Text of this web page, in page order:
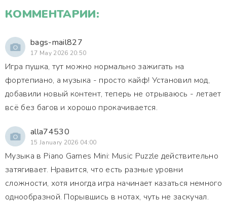
КОММЕНТАРИИ:
bags-mail827
17 May 2026 20:50
Игра пушка, тут можно нормально зажигать на
фортепиано, а музыка - просто кайф! Установил мод,
добавили новый контент, теперь не отрываюсь - летает
всё без багов и хорошо прокачивается.
alla74530
15 January 2026 04:00
Музыка в Piano Games Mini: Music Puzzle действительно
затягивает. Нравится, что есть разные уровни
сложности, хотя иногда игра начинает казаться немного
однообразной. Порывшись в нотах, чуть не заскучал.